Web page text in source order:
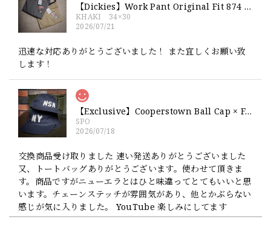
【Dickies】Work Pant Original Fit 874 新品 ディッキーズ オリジナルフィット ワークパンツ
KHAKI 34×30
2026/07/21
迅速な対応ありがとうございました！ また宜しくお願い致
します！
【Exclusive】Cooperstown Ball Cap × FAR EAST SIGNAL "NSN / NY" NAVY×WHITE Made in USA 別注 新品 クーパーズタウンボールキャップ 6パネル 紺
SPO
2026/07/18
交換商品受け取りました 速い発送ありがとうございました
又、トートバッグありがとうございます。使わせて頂きま
す。商品ですがニューエラとはひと味違ってとてもいいと思
います。チェーンステッチが雰囲気があり、他とかぶらない
感じが気に入りました。 YouTube 楽しみにしてます